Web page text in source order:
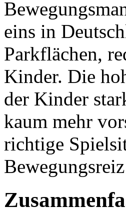
eins in
Parkflächen,
Kinder. Die
der Kinder
kaum mehr
richtige